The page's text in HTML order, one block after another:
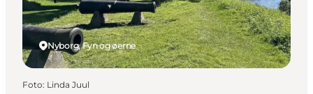
Nyborg, Fyn og øerne
Foto: Linda Juul